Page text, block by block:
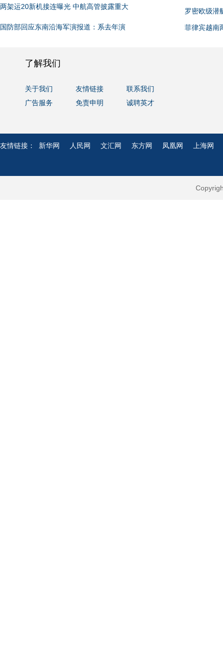
两架运20新机接连曝光 中航高管披露重大
国防部回应东南沿海军演报道：系去年演
罗密欧级潜
菲律宾越南
了解我们
关于我们 友情链接
联系我们
广告服务
免责申明 诚聘英才
友情链接： 新华网 人民网 文汇网 东方网 凤凰网 上海网